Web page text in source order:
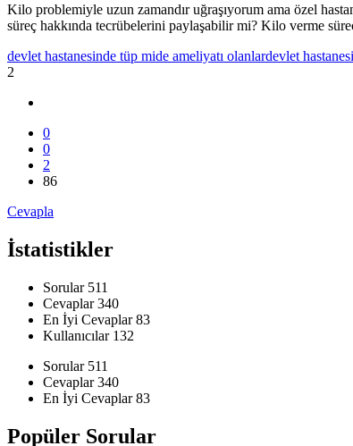
Kilo problemiyle uzun zamandır uğraşıyorum ama özel
süreç hakkında tecrübelerini paylaşabilir mi? Kilo verme
devlet hastanesinde tüp mide ameliyatı olanlardevlet
2
0
0
2
86
Cevapla
İstatistikler
Sorular 511
Cevaplar340
En İyi Cevaplar83
Kullanıcılar 132
İstatistikler
Sorular 511
Cevaplar340
En İyi Cevaplar83
Popüler Sorular